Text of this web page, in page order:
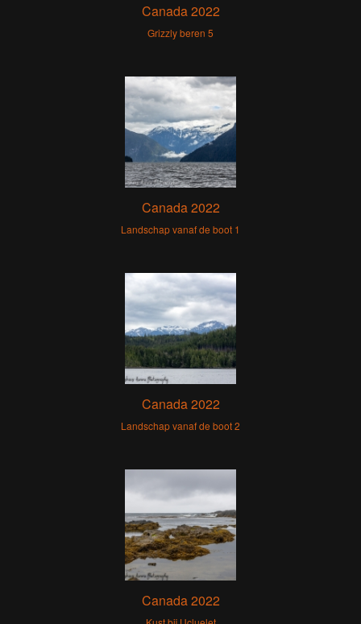
Canada 2022
Grizzly beren 5
Canada 2022
Landschap vanaf de boot 1
Canada 2022
Landschap vanaf de boot 2
Canada 2022